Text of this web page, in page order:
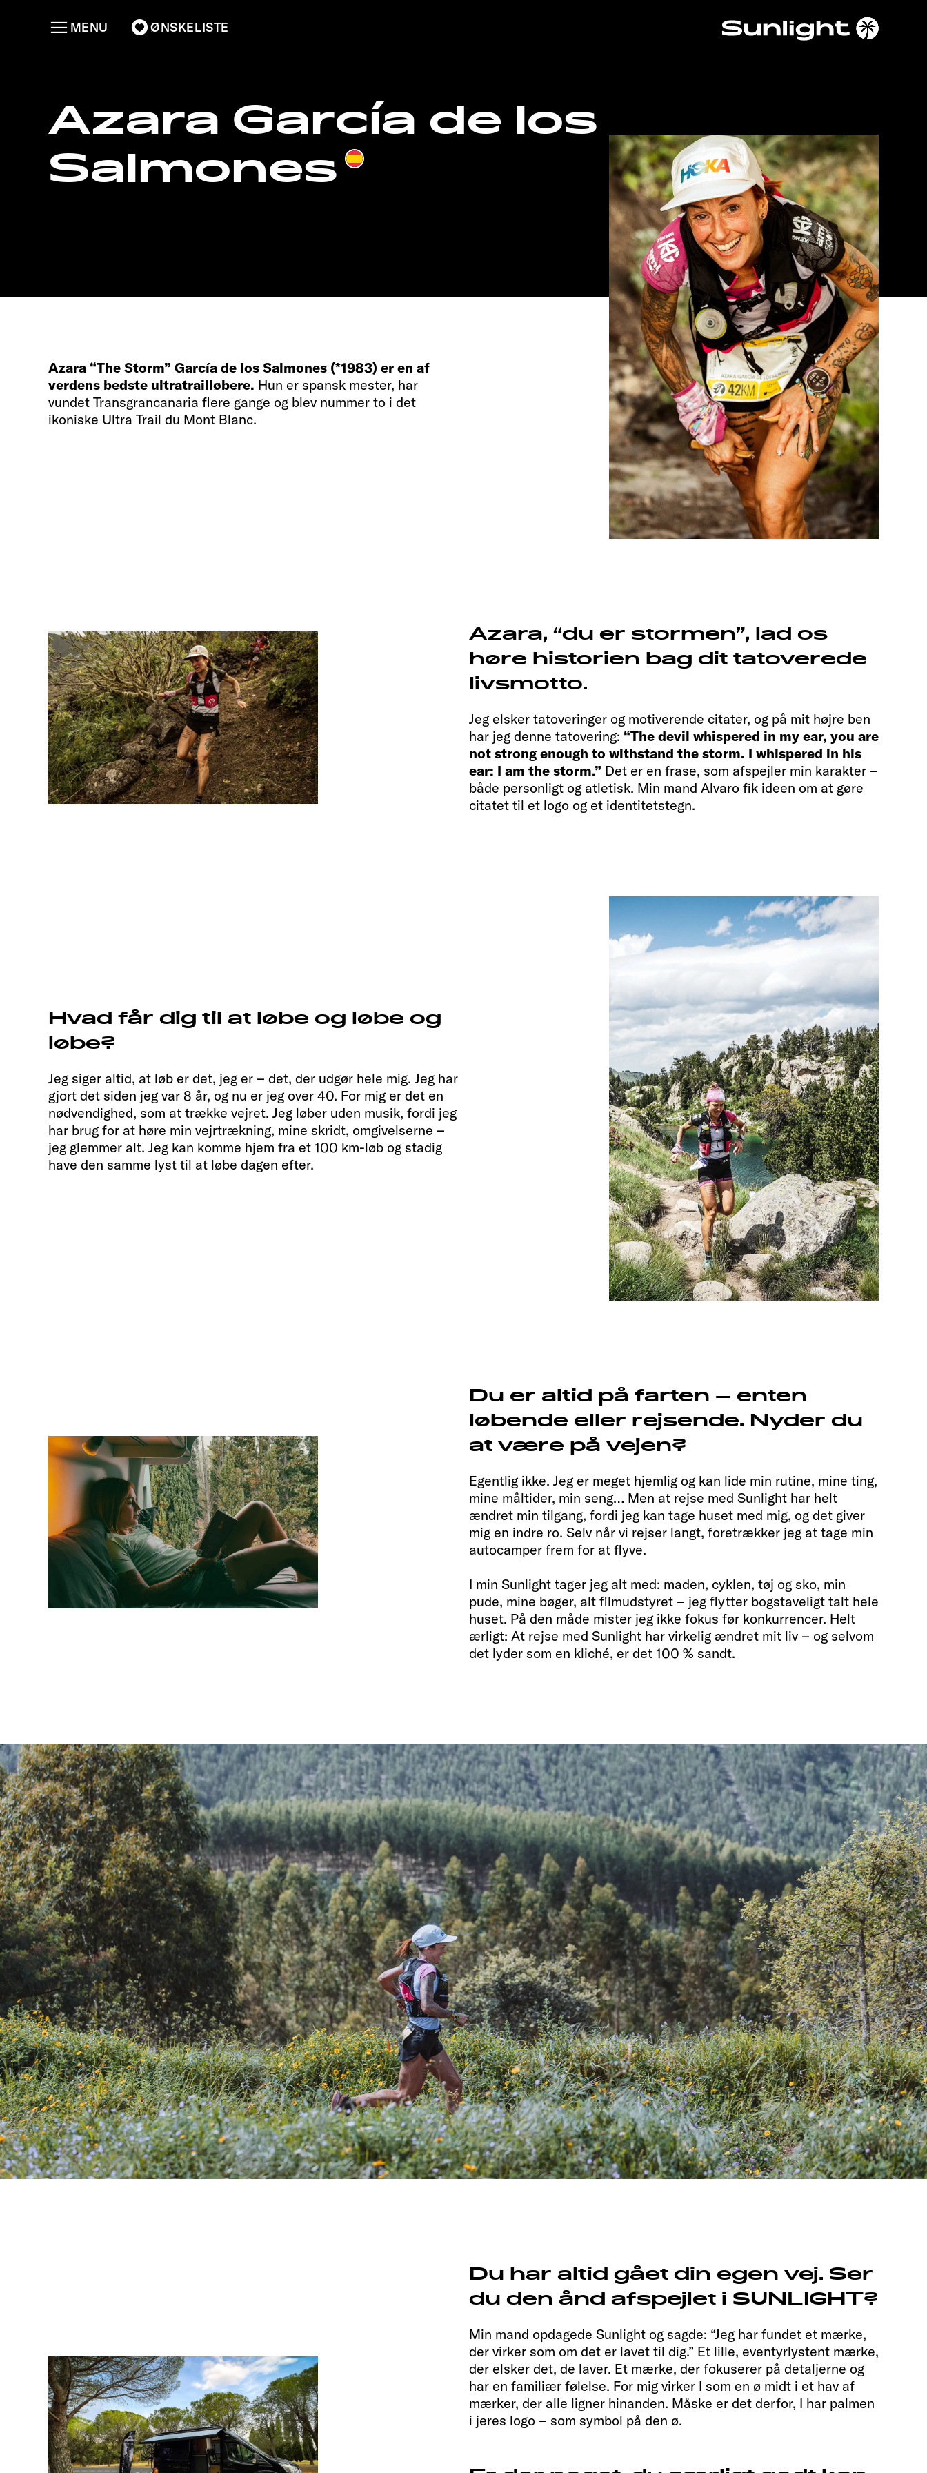
ØNSKELISTE
MENU
Azara García de los
Salmones
Azara “The Storm” García de los Salmones (*1983) er en af
verdens bedste ultratrailløbere. Hun er spansk mester, har
vundet Transgrancanaria flere gange og blev nummer to i det
ikoniske Ultra Trail du Mont Blanc.
Azara, “du er stormen”, lad os
høre historien bag dit tatoverede
livsmotto.
Jeg elsker tatoveringer og motiverende citater, og på mit højre ben
har jeg denne tatovering: “The devil whispered in my ear, you are
not strong enough to withstand the storm. I whispered in his
ear: I am the storm.” Det er en frase, som afspejler min karakter –
både personligt og atletisk. Min mand Alvaro fik ideen om at gøre
citatet til et logo og et identitetstegn.
Hvad får dig til at løbe og løbe og
løbe?
Jeg siger altid, at løb er det, jeg er – det, der udgør hele mig. Jeg har
gjort det siden jeg var 8 år, og nu er jeg over 40. For mig er det en
nødvendighed, som at trække vejret. Jeg løber uden musik, fordi jeg
har brug for at høre min vejrtrækning, mine skridt, omgivelserne –
jeg glemmer alt. Jeg kan komme hjem fra et 100 km-løb og stadig
have den samme lyst til at løbe dagen efter.
Du er altid på farten – enten
løbende eller rejsende. Nyder du
at være på vejen?
Egentlig ikke. Jeg er meget hjemlig og kan lide min rutine, mine ting,
mine måltider, min seng… Men at rejse med Sunlight har helt
ændret min tilgang, fordi jeg kan tage huset med mig, og det giver
mig en indre ro. Selv når vi rejser langt, foretrækker jeg at tage min
autocamper frem for at flyve.
I min Sunlight tager jeg alt med: maden, cyklen, tøj og sko, min
pude, mine bøger, alt filmudstyret – jeg flytter bogstaveligt talt hele
huset. På den måde mister jeg ikke fokus før konkurrencer. Helt
ærligt: At rejse med Sunlight har virkelig ændret mit liv – og selvom
det lyder som en kliché, er det 100 % sandt.
Du har altid gået din egen vej. Ser
du den ånd afspejlet i SUNLIGHT?
Min mand opdagede Sunlight og sagde: “Jeg har fundet et mærke,
der virker som om det er lavet til dig.” Et lille, eventyrlystent mærke,
der elsker det, de laver. Et mærke, der fokuserer på detaljerne og
har en familiær følelse. For mig virker I som en ø midt i et hav af
mærker, der alle ligner hinanden. Måske er det derfor, I har palmen
i jeres logo – som symbol på den ø.